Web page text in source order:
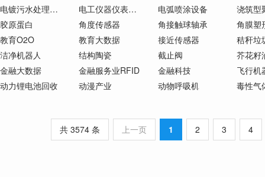
电镀污水处理系统
电工仪器仪表制造
电弧喷涂设备
胶原蛋白
角度传感器
角接触球轴承
教育O2O
教育大数据 接近传感器
秸秆垃
洁净机器人
结构陶瓷 截止阀
芥花籽
金融大数据
金融服务业RFID 金融科技
飞行机
动力锂电池回收
动漫产业 动物呼吸机 毒性气
共 3574 条 上一页 1 2 3 4